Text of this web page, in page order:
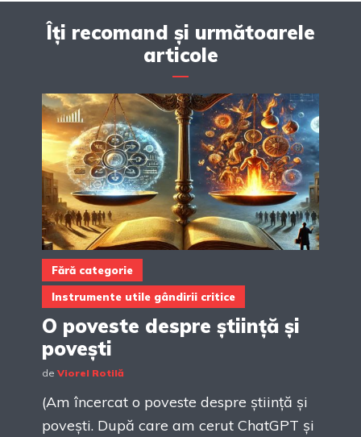
Îți recomand și următoarele
articole
Fără categorie
Instrumente utile gândirii critice
O poveste despre știință și
povești
de Viorel Rotilă
(Am încercat o poveste despre știință și
povești. După care am cerut ChatGPT și